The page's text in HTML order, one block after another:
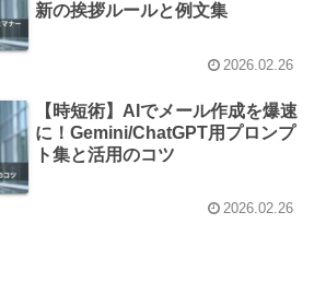
新の挨拶ルールと例文集
2026.02.26
【時短術】AIでメール作成を爆速
に！Gemini/ChatGPT用プロンプ
ト集と活用のコツ
2026.02.26